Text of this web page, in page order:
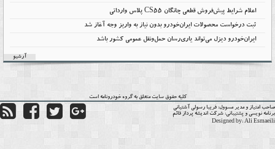
اعلام شرایط پیش‌فروش قطعی چانگان CS55 پلاس وارداتی
ثبت درخواست محصولات ایران‌خودرو بدون نیاز به واریز وجه آغاز شد
ایران‌خودرو دیزل می‌تواند یاری‌رسان حمل‌ونقل عمومی کشور باشد
آرشیو
کلیه حقوق سایت متعلق به گروهخودرونامهاست
امتیاز و مدیر مسوول: فریبا رسولی آشتیانی
نویسی و پشتیبانی: شرکت اندیشه پرداز قائم
Designed by: Ali